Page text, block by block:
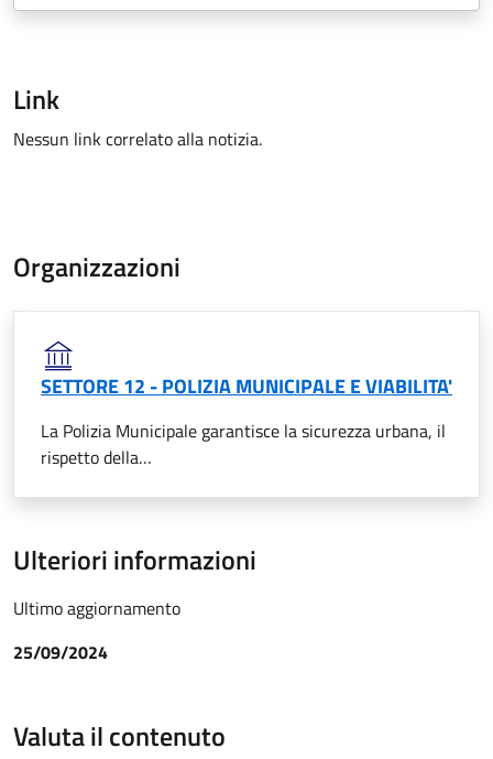
Link
Nessun link correlato alla notizia.
Organizzazioni
SETTORE 12 - POLIZIA MUNICIPALE E VIABILITA'
La Polizia Municipale garantisce la sicurezza urbana, il
rispetto della…
Ulteriori informazioni
Ultimo aggiornamento
25/09/2024
Valuta il contenuto